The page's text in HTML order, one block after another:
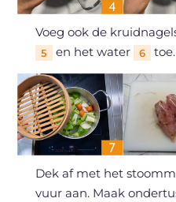
Voeg ook de
5 en het water 6 toe.
Dek af met het
vuur aan. Maak